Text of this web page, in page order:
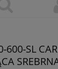
600-SL